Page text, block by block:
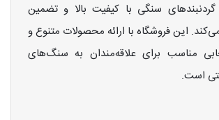
سنگی با کیفیت بالا و تضمین
این فروشگاه با ارائه محصولات متنوع و
مناسب برای علاقه‌مندان به سنگ‌های
است.